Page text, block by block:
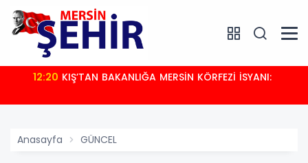
12:20 KIŞ’TAN BAKANLIĞA MERSİN KÖRFEZİ İSYANI:
Anasayfa GÜNCEL